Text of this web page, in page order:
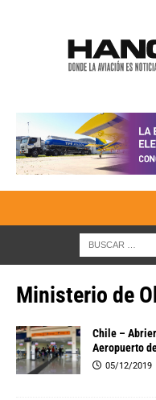
Ministerio de
Chile –
Aeropuerto
05/12/2019